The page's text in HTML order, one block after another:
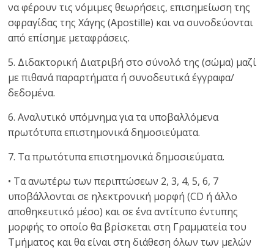
να φέρουν τις νόμιμες θεωρήσεις, επισημείωση της
σφραγίδας της Χάγης (Αpostille) και να συνοδεύονται
από επίσημε μεταφράσεις.
5. Διδακτορική Διατριβή στο σύνολό της (σώμα) μαζί
με πιθανά παραρτήματα ή συνοδευτικά έγγραφα/
δεδομένα.
6. Αναλυτικό υπόμνημα για τα υποβαλλόμενα
πρωτότυπα επιστημονικά δημοσιεύματα.
7. Τα πρωτότυπα επιστημονικά δημοσιεύματα.
• Τα ανωτέρω των περιπτώσεων 2, 3, 4, 5, 6, 7
υποβάλλονται σε ηλεκτρονική μορφή (CD ή άλλο
αποθηκευτικό μέσο) και σε ένα αντίτυπο έντυπης
μορφής το οποίο θα βρίσκεται στη Γραμματεία του
Τμήματος και θα είναι στη διάθεση όλων των μελών